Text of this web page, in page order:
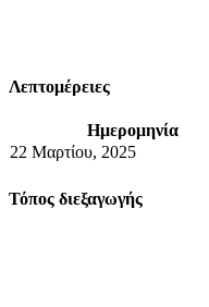
Λεπτομέρειες
Ημερομηνία
22 Μαρτίου, 2025
Τόπος διεξαγωγής